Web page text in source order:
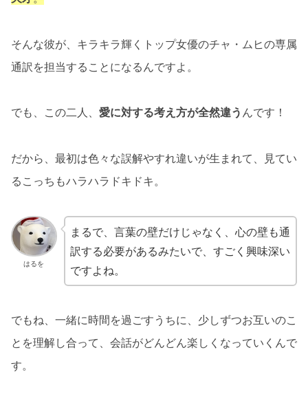
そんな彼が、キラキラ輝くトップ女優のチャ・ムヒの専属
通訳を担当することになるんですよ。
でも、この二人、 愛に対する考え方が全然違う んです！
だから、最初は色々な誤解やすれ違いが生まれて、見てい
るこっちもハラハラドキドキ。
はるを
まるで、言葉の壁だけじゃなく、心の壁も通
訳する必要があるみたいで、すごく興味深い
ですよね。
でもね、一緒に時間を過ごすうちに、少しずつお互いのこ
とを理解し合って、会話がどんどん楽しくなっていくんで
す。